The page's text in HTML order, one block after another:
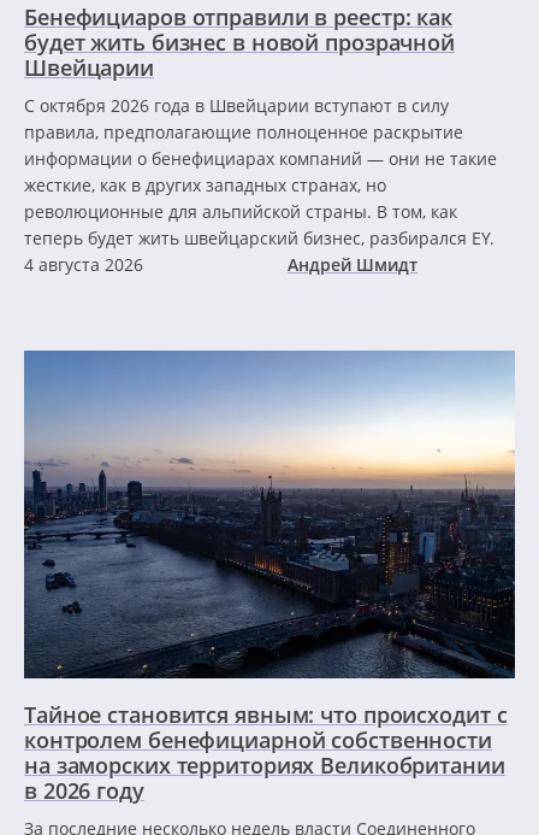
Бенефициаров отправили в реестр: как
будет жить бизнес в новой прозрачной
Швейцарии
С октября 2026 года в Швейцарии вступают в силу
правила, предполагающие полноценное раскрытие
информации о бенефициарах компаний — они не такие
жесткие, как в других западных странах, но
революционные для альпийской страны. В том, как
теперь будет жить швейцарский бизнес, разбирался EY.
4 августа 2026
Андрей Шмидт
Тайное становится явным: что происходит с
контролем бенефициарной собственности
на заморских территориях Великобритании
в 2026 году
За последние несколько недель власти Соединенного